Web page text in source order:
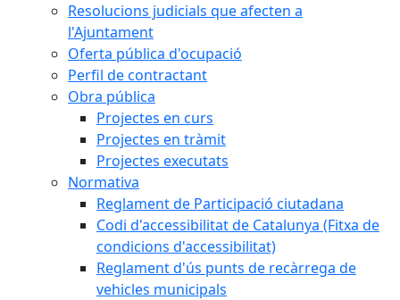
Resolucions judicials que afecten a
l'Ajuntament
Oferta pública d'ocupació
Perfil de contractant
Obra pública
Projectes en curs
Projectes en tràmit
Projectes executats
Normativa
Reglament de Participació ciutadana
Codi d'accessibilitat de Catalunya (Fitxa de
condicions d'accessibilitat)
Reglament d'ús punts de recàrrega de
vehicles municipals